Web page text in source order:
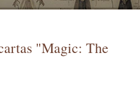
"Magic: The